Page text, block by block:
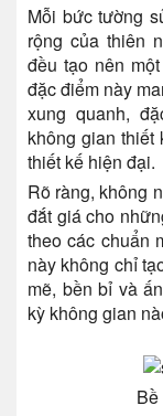
Mỗi bức tường
rộng của thiên
đều tạo nên
đặc điểm này
xung quanh,
không gian thiết
thiết kế hiện đại.
Rõ ràng, không
đắt giá cho
theo các chuẩn
này không chỉ
mẽ, bền bỉ và
kỳ không gian